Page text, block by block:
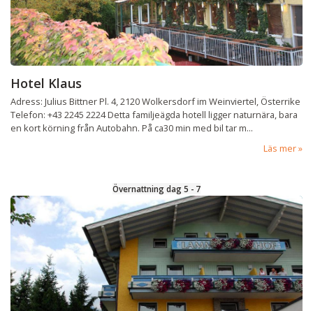
Hotel Klaus
Adress: Julius Bittner Pl. 4, 2120 Wolkersdorf im Weinviertel, Österrike
Telefon: +43 2245 2224 Detta familjeägda hotell ligger naturnära, bara
en kort körning från Autobahn. På ca30 min med bil tar m...
Läs mer
Övernattning dag 5 - 7